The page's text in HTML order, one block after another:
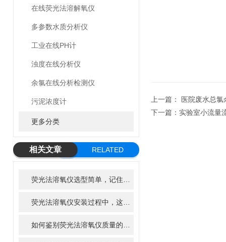
在线荧光法溶解氧仪
多参数水质分析仪
工业在线PH计
浊度在线分析仪
余氯在线分析检测仪
污泥浓度计
更多分类
相关文章
RELATED
上一篇：
医院废水总
下一篇： 实验室小流量